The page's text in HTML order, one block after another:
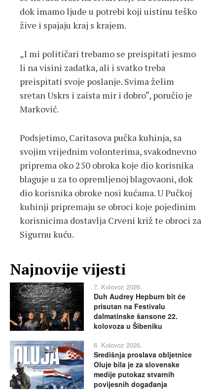
dok imamo ljude u potrebi koji uistinu teško
žive i spajaju kraj s krajem.
„I mi političari trebamo se preispitati jesmo
li na visini zadatka, ali i svatko treba
preispitati svoje poslanje. Svima želim
sretan Uskrs i zaista mir i dobro“, poručio je
Marković.
Podsjetimo, Caritasova pučka kuhinja, sa
svojim vrijednim volonterima, svakodnevno
priprema oko 250 obroka koje dio korisnika
blaguje u za to opremljenoj blagovaoni, dok
dio korisnika obroke nosi kućama. U Pučkoj
kuhinji pripremaju se obroci koje pojedinim
korisnicima dostavlja Crveni križ te obroci za
Sigurnu kuću.
Najnovije vijesti
7. Kolovoz 2026.
Duh Audrey Hepburn bit će
prisutan na Festivalu
dalmatinske šansone 22.
kolovoza u Šibeniku
6. Kolovoz 2026.
Središnja proslava obljetnice
Oluje bila je za slovenske
medije putokaz stvarnih
povijesnih događanja